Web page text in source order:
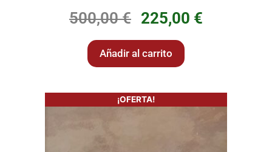
500,00€ 225,00 €
Añadir al carrito
¡OFERTA!